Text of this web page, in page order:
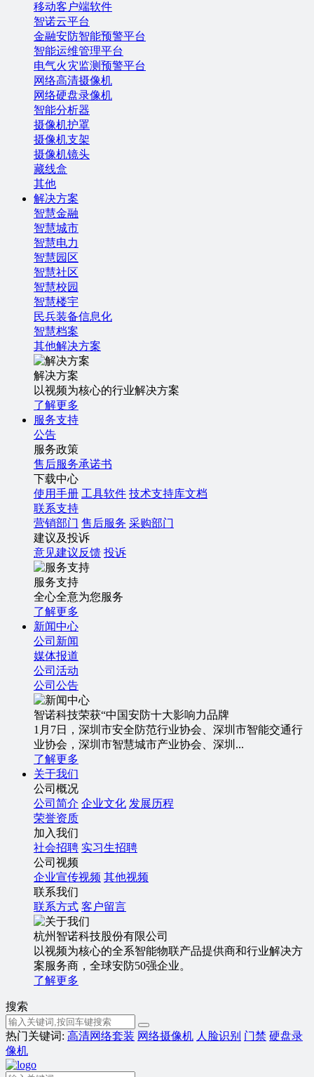
移动客户端软件
智诺云平台
金融安防智能预警平台
智能运维管理平台
电气火灾监测预警平台
网络高清摄像机
网络硬盘录像机
智能分析器
摄像机护罩
摄像机支架
摄像机镜头
藏线盒
其他
解决方案
智慧金融
智慧城市
智慧电力
智慧园区
智慧社区
智慧校园
智慧楼宇
民兵装备信息化
智慧档案
其他解决方案
解决方案
以视频为核心的行业解决方案
了解更多
服务支持
公告
服务政策
售后服务承诺书
下载中心
使用手册 工具软件 技术支持库文档
联系支持
营销部门 售后服务 采购部门
建议及投诉
意见建议反馈 投诉
服务支持
全心全意为您服务
了解更多
新闻中心
公司新闻
媒体报道
公司活动
公司公告
智诺科技荣获“中国安防十大影响力品牌
1月7日，深圳市安全防范行业协会、深圳市智能交通行
业协会，深圳市智慧城市产业协会、深圳...
了解更多
关于我们
公司概况
公司简介 企业文化 发展历程
荣誉资质
加入我们
社会招聘 实习生招聘
公司视频
企业宣传视频 其他视频
联系我们
联系方式 客户留言
杭州智诺科技股份有限公司
以视频为核心的全系智能物联产品提供商和行业解决方
案服务商，全球安防50强企业。
了解更多
搜索
热门关键词: 高清网络套装 网络摄像机 人脸识别 门禁 硬盘录
像机